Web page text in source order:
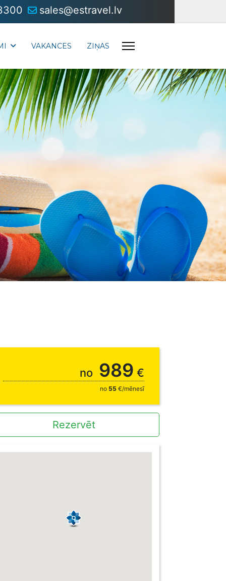
sales@estravel.lv
VAKANCES ZIŅAS
no 989 €
no 55 €/mēnesī
Rezervēt